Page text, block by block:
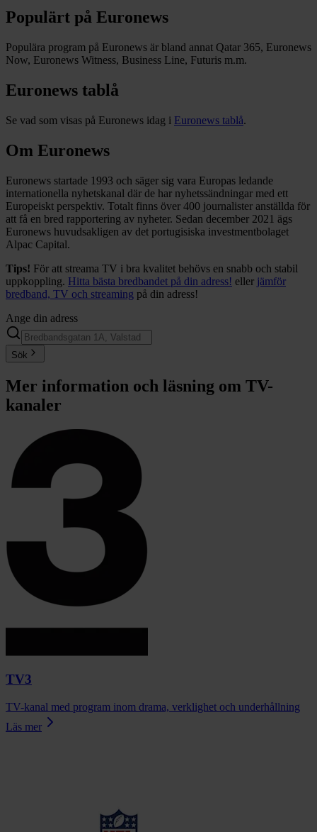
Populärt på Euronews
Populära program på Euronews är bland annat Qatar 365, Euronews
Now, Euronews Witness, Business Line, Futuris m.m.
Euronews tablå
Se vad som visas på Euronews idag i Euronews tablå.
Om Euronews
Euronews startade 1993 och säger sig vara Europas ledande
internationella nyhetskanal där de har nyhetssändningar med ett
Europeiskt perspektiv. Totalt finns över 400 journalister anställda för
att få en bred rapportering av nyheter. Sedan december 2021 ägs
Euronews huvudsakligen av det portugisiska investmentbolaget
Alpac Capital.
Tips! För att streama TV i bra kvalitet behövs en snabb och stabil
uppkoppling. Hitta bästa bredbandet på din adress! eller jämför
bredband, TV och streaming på din adress!
Ange din adress
Sök
Mer information och läsning om TV-
kanaler
TV3
TV-kanal med program inom drama, verklighet och underhållning
Läs mer